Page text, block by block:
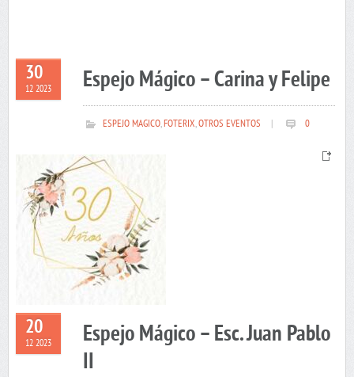
30
12 2023 Espejo Mágico – Carina y Felipe
ESPEJO MAGICO,FOTERIX,OTROS EVENTOS 0
20
12 2023
Espejo Mágico – Esc. Juan Pablo
II